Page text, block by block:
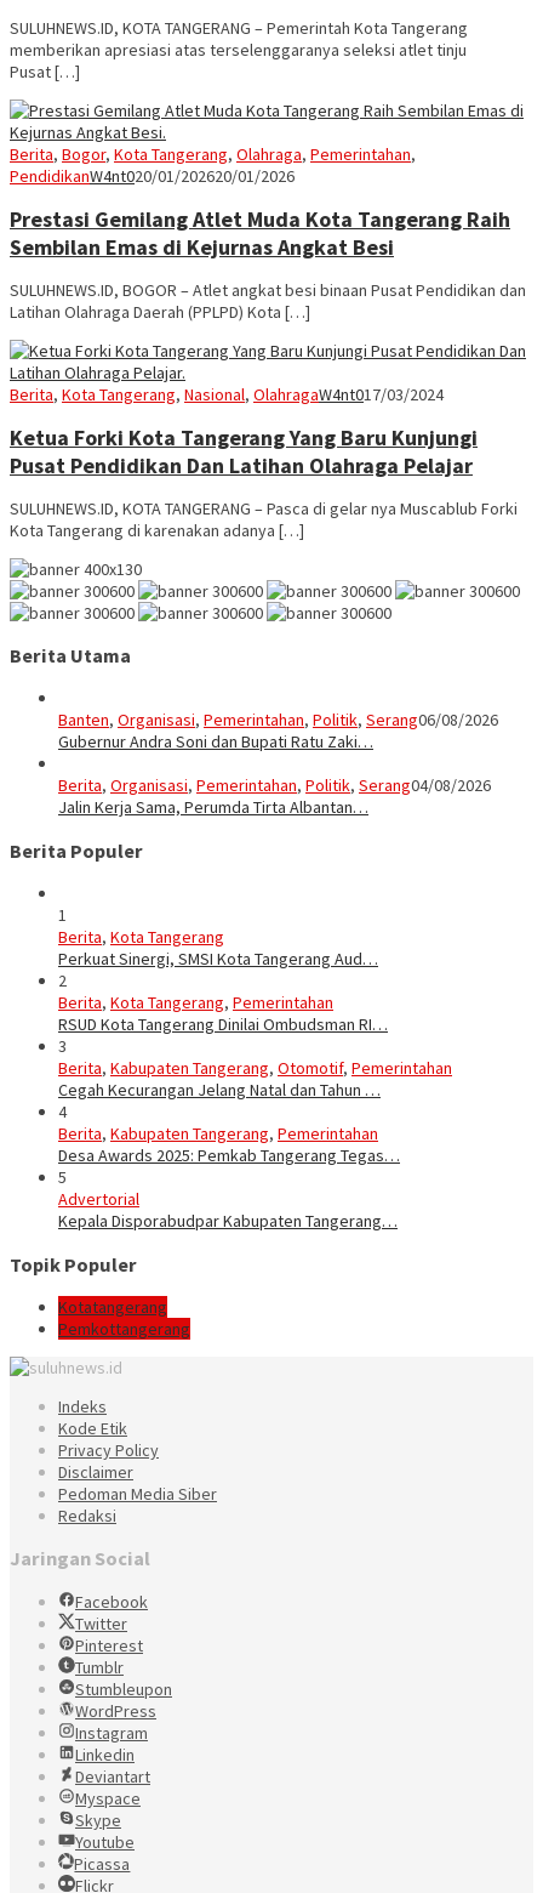
SULUHNEWS.ID, KOTA TANGERANG – Pemerintah Kota Tangerang
memberikan apresiasi atas terselenggaranya seleksi atlet tinju
Pusat […]
Berita, Bogor, Kota Tangerang, Olahraga, Pemerintahan,
PendidikanW4nt020/01/202620/01/2026
Prestasi Gemilang Atlet Muda Kota Tangerang Raih
Sembilan Emas di Kejurnas Angkat Besi
SULUHNEWS.ID, BOGOR – Atlet angkat besi binaan Pusat Pendidikan dan
Latihan Olahraga Daerah (PPLPD) Kota […]
Berita, Kota Tangerang, Nasional, OlahragaW4nt017/03/2024
Ketua Forki Kota Tangerang Yang Baru Kunjungi
Pusat Pendidikan Dan Latihan Olahraga Pelajar
SULUHNEWS.ID, KOTA TANGERANG – Pasca di gelar nya Muscablub Forki
Kota Tangerang di karenakan adanya […]
Berita Utama
Banten, Organisasi, Pemerintahan, Politik, Serang06/08/2026
Gubernur Andra Soni dan Bupati Ratu Zaki…
Berita, Organisasi, Pemerintahan, Politik, Serang04/08/2026
Jalin Kerja Sama, Perumda Tirta Albantan…
Berita Populer
1
Berita, Kota Tangerang
Perkuat Sinergi, SMSI Kota Tangerang Aud…
2
Berita, Kota Tangerang, Pemerintahan
RSUD Kota Tangerang Dinilai Ombudsman RI…
3
Berita, Kabupaten Tangerang, Otomotif, Pemerintahan
Cegah Kecurangan Jelang Natal dan Tahun …
4
Berita, Kabupaten Tangerang, Pemerintahan
Desa Awards 2025: Pemkab Tangerang Tegas…
5
Advertorial
Kepala Disporabudpar Kabupaten Tangerang…
Topik Populer
Kotatangerang
Pemkottangerang
Indeks
Kode Etik
Privacy Policy
Disclaimer
Pedoman Media Siber
Redaksi
Jaringan Social
Facebook
Twitter
Pinterest
Tumblr
Stumbleupon
WordPress
Instagram
Linkedin
Deviantart
Myspace
Skype
Youtube
Picassa
Flickr